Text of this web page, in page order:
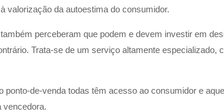
valorização da autoestima do consumidor.
perceberam que podem e devem investir em
Trata-se de um serviço altamente especializado,
ponto-de-venda todas têm acesso ao consumidor e
vencedora.